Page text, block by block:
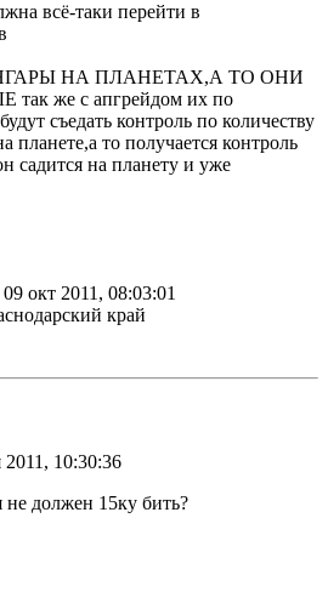
всё-таки перейти в
НА ПЛАНЕТАХ,А ТО ОНИ
же с апгрейдом их по
съедать контроль по количеству
планете,а то получается контроль
садится на планету и уже
09 окт 2011, 08:03:01
край
2011, 10:30:36
не должен 15ку бить?